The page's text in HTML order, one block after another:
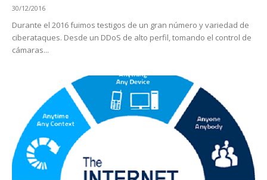
30/12/2016
Durante el 2016 fuimos testigos de un gran número y variedad de
ciberataques. Desde un DDoS de alto perfil, tomando el control de
cámaras...